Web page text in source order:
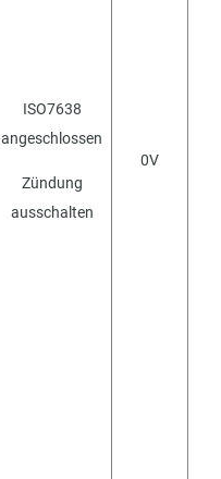
ISO7638
angeschlossen
Zündung
ausschalten
0V